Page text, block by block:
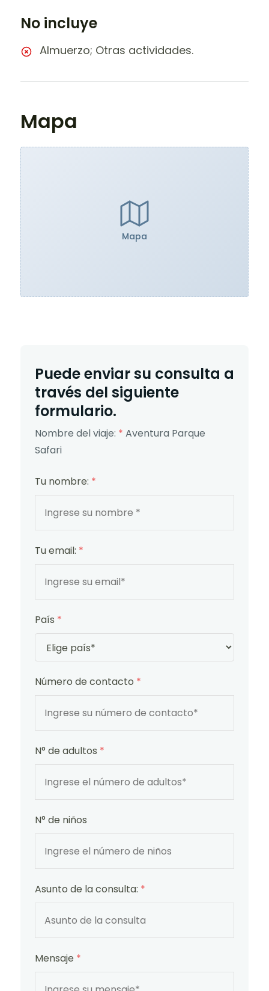
No incluye
Almuerzo; Otras actividades.
Mapa
Mapa
Puede enviar su consulta a
través del siguiente
formulario.
Nombre del viaje: * Aventura Parque
Safari
Tu nombre: *
Tu email: *
País *
Número de contacto *
N° de adultos *
N° de niños
Asunto de la consulta: *
Mensaje *